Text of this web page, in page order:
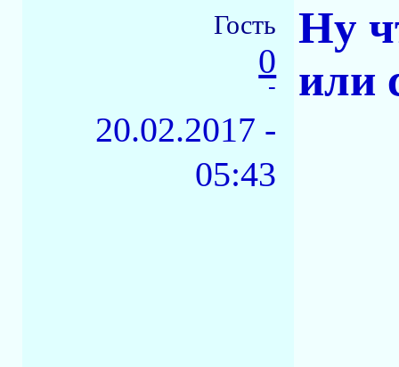
Гость
0
-
20.02.2017 -
05:43
Ну
или